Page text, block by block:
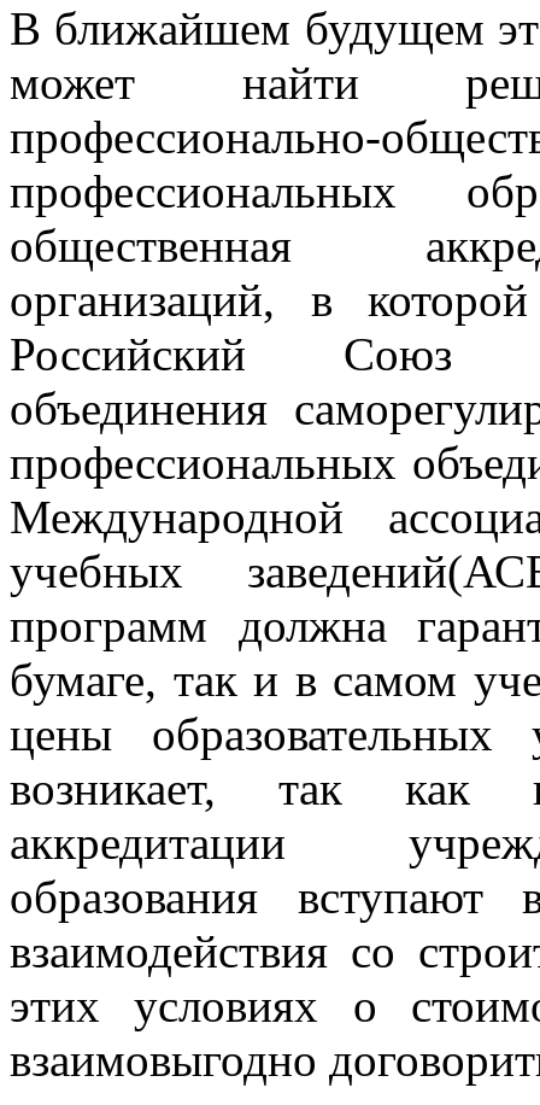
В ближайшем будущем
может найти
профессионально-
профессиональных
общественная
организаций, в
Российский Союз
объединения
профессиональных
Международной
учебных
программ должна
бумаге, так и в самом
цены
возникает, так как
аккредитации
образования
взаимодействия со
этих условиях о
взаимовыгодно